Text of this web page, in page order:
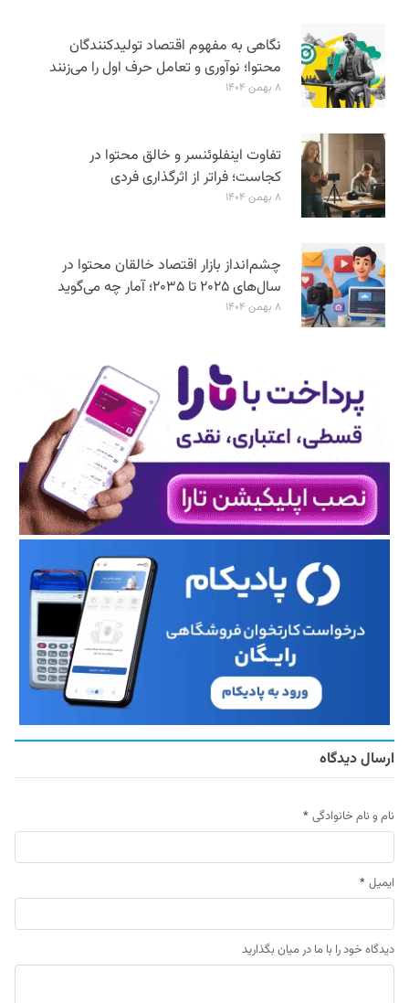
نگاهی به مفهوم اقتصاد تولیدکنندگان
محتوا؛ نوآوری و تعامل حرف اول را می‌زنند
۸ بهمن ۱۴۰۴
تفاوت اینفلوئنسر و خالق محتوا در
کجاست؛ فراتر از اثرگذاری فردی
۸ بهمن ۱۴۰۴
چشم‌انداز بازار اقتصاد خالقان محتوا در
سال‌های ۲۰۲۵ تا ۲۰۳۵؛ آمار چه می‌گوید
۸ بهمن ۱۴۰۴
ارسال دیدگاه
نام و نام خانوادگی *
ایمیل *
دیدگاه خود را با ما در میان بگذارید